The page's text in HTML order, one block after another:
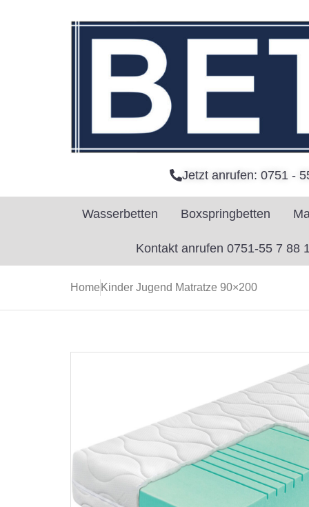
Jetzt anrufen: 0751 -
Wasserbetten Boxspringbetten
Kontakt anrufen 0751-55 7 88
Home Kinder Jugend Matratze 90×200